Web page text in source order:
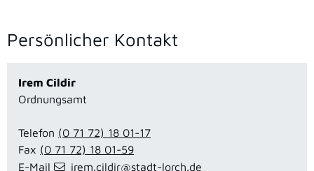
Persönlicher Kontakt
Irem Cildir
Ordnungsamt
Telefon (0 71 72) 18 01-17
Fax (0 71 72) 18 01-59
E-Mail
irem.cildir@stadt-lorch.de